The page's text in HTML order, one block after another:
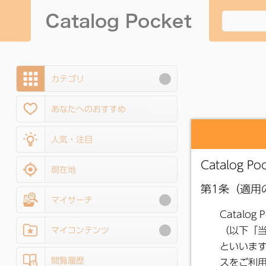
カテゴリ
あなたへのおすすめ
人気・注目
現在地
マイサーチ
マイコンテンツ
閲覧履歴